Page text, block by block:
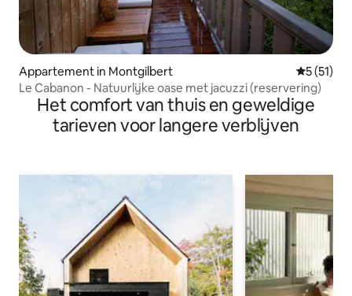
Appartement in Montgilbert
5 (51)
Le Cabanon - Natuurlijke oase met jacuzzi (reservering)
Het comfort van thuis en geweldige
tarieven voor langere verblijven